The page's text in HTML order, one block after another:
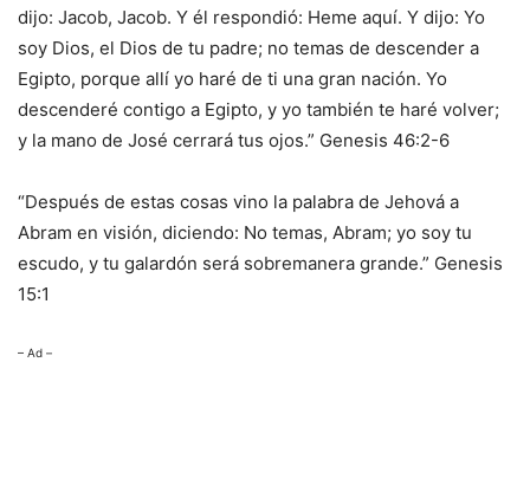
dijo: Jacob, Jacob. Y él respondió: Heme aquí. Y dijo: Yo
soy Dios, el Dios de tu padre; no temas de descender a
Egipto, porque allí yo haré de ti una gran nación. Yo
descenderé contigo a Egipto, y yo también te haré volver;
y la mano de José cerrará tus ojos.” Genesis 46:2-6
“Después de estas cosas vino la palabra de Jehová a
Abram en visión, diciendo: No temas, Abram; yo soy tu
escudo, y tu galardón será sobremanera grande.” Genesis
15:1
– Ad –